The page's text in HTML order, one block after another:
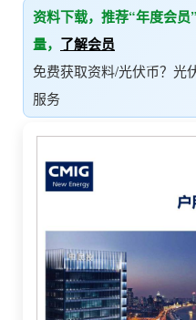
资料下载，推荐“年度会
量， 了解会员
免费获取资料/光伏币？光
服务